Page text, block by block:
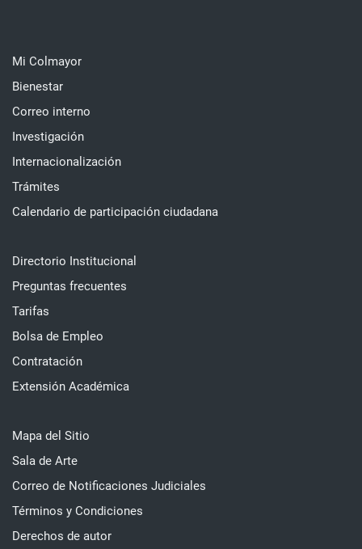
Mi Colmayor
Bienestar
Correo interno
Investigación
Internacionalización
Trámites
Calendario de participación ciudadana
Directorio Institucional
Preguntas frecuentes
Tarifas
Bolsa de Empleo
Contratación
Extensión Académica
Mapa del Sitio
Sala de Arte
Correo de Notificaciones Judiciales
Términos y Condiciones
Derechos de autor